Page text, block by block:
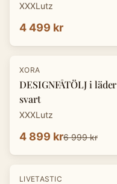
XXXLutz
4 499 kr
-30%
XORA
DESIGNFÅTÖLJ i läder
svart
XXXLutz
4 899 kr6 999 kr
LIVETASTIC